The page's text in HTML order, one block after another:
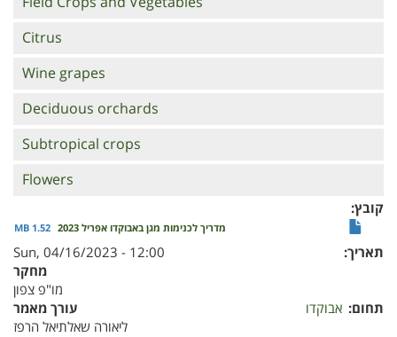
Citrus
Wine grapes
Deciduous orchards
Subtropical crops
Flowers
קובץ
מדריך לכנימות מגן באבוקדו אפריל 2023 1.52 MB
תאריך Sun, 04/16/2023 - 12:00
מחקר
מו"פ צפון
תחום אבוקדו עורך מאמר
ליאורה שאלתיאל הרפז